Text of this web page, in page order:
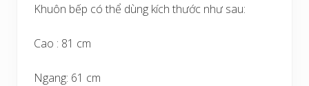
Khuôn bếp có thể dùng kích thước như sau:
Cao : 81 cm
Ngang: 61 cm